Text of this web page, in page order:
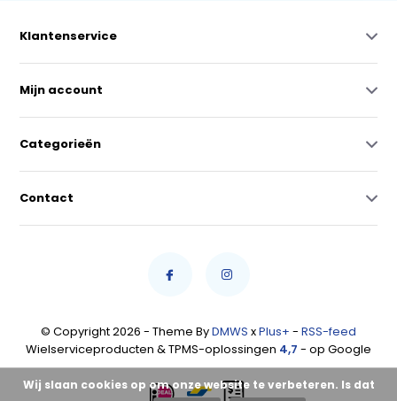
Klantenservice
Mijn account
Categorieën
Contact
© Copyright 2026 - Theme ByDMWS xPlus+ - RSS-feed
Wielserviceproducten & TPMS-oplossingen 4,7 - op Google
Wij slaan cookies op om onze website te verbeteren. Is dat